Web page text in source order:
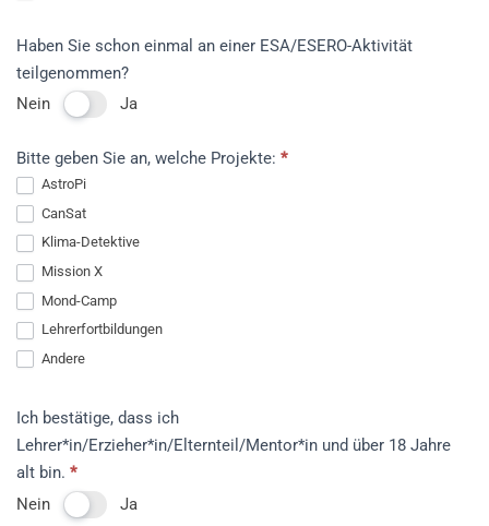
Haben Sie schon einmal an einer ESA/ESERO-Aktivität
teilgenommen?
Nein
Ja
Bitte geben Sie an, welche Projekte: *
AstroPi
CanSat
Klima-Detektive
Mission X
Mond-Camp
Lehrerfortbildungen
Andere
Ich bestätige, dass ich
Lehrer*in/Erzieher*in/Elternteil/Mentor*in und über 18 Jahre
alt bin. *
Nein
Ja